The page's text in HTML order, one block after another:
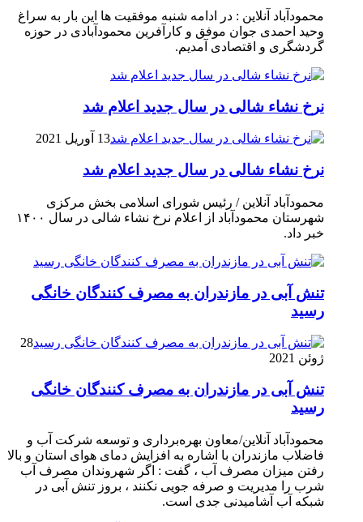
محمودآباد آنلاین : در ادامه شنبه موفقیت ها این بار به سراغ
وحید احمدی جوان موفق و کارآفرین محمودآبادی در حوزه
گردشگری و اقتصادی آمدیم.
نرخ نشاء شالی در سال جدید اعلام شد
13 آوریل 2021
نرخ نشاء شالی در سال جدید اعلام شد
محمودآباد آنلاین / رئیس شورای اسلامی بخش مرکزی
شهرستان محمودآباد از اعلام نرخ نشاء شالی در سال ۱۴۰۰
خبر داد.
تنش آبی در مازندران به مصرف كنندگان خانگی
رسيد
28
ژوئن 2021
تنش آبی در مازندران به مصرف كنندگان خانگی
رسيد
محمودآباد آنلاین/معاون بهره‌برداری و توسعه شرکت آب و
فاضلاب مازندران با اشاره به افزایش دمای هوای استان و بالا
رفتن میزان مصرف آب ، گفت : اگر شهروندان مصرف آب
شرب را مدیریت و صرفه جویی نکنند ، بروز تنش آبی در
شبکه آب آشامیدنی جدی است.